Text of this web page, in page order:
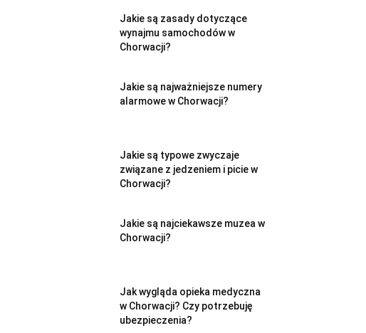
Jakie są zasady dotyczące
wynajmu samochodów w
Chorwacji?
Jakie są najważniejsze numery
alarmowe w Chorwacji?
Jakie są typowe zwyczaje
związane z jedzeniem i picie w
Chorwacji?
Jakie są najciekawsze muzea w
Chorwacji?
Jak wygląda opieka medyczna
w Chorwacji? Czy potrzebuję
ubezpieczenia?